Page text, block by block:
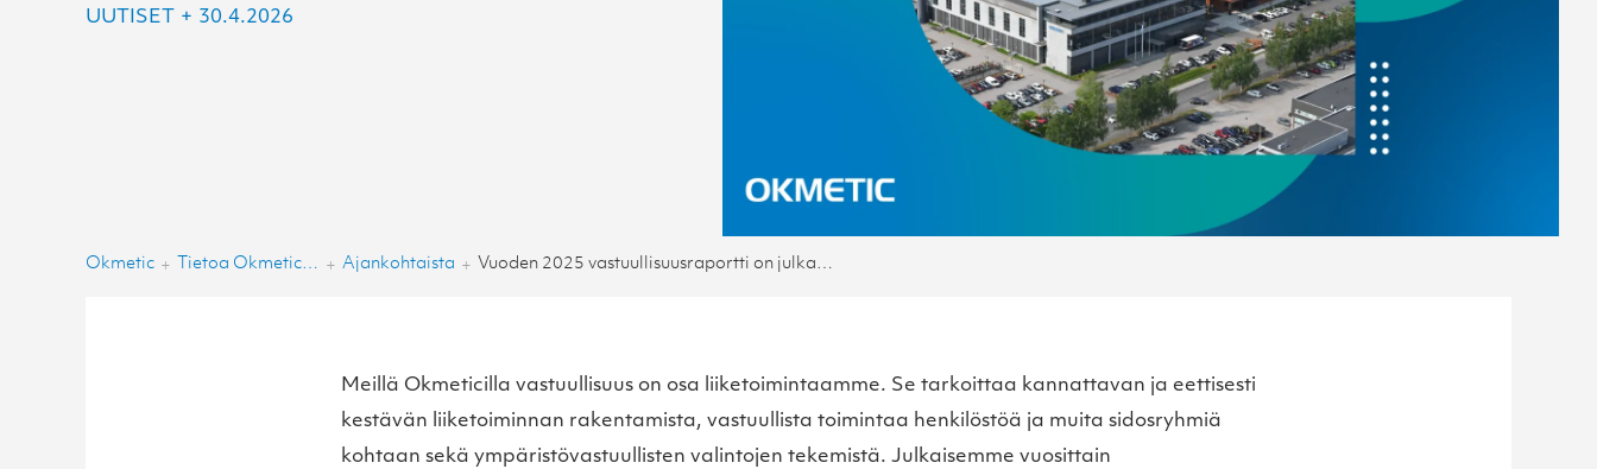
UUTISET + 30.4.2026
Okmetic + Tietoa Okmeticista + Ajankohtaista + Vuoden 2025 vastuullisuusraportti on julkaistu
Meillä Okmeticilla vastuullisuus on osa liiketoimintaamme. Se tarkoittaa kannattavan ja eettisesti
kestävän liiketoiminnan rakentamista, vastuullista toimintaa henkilöstöä ja muita sidosryhmiä
kohtaan sekä ympäristövastuullisten valintojen tekemistä. Julkaisemme vuosittain